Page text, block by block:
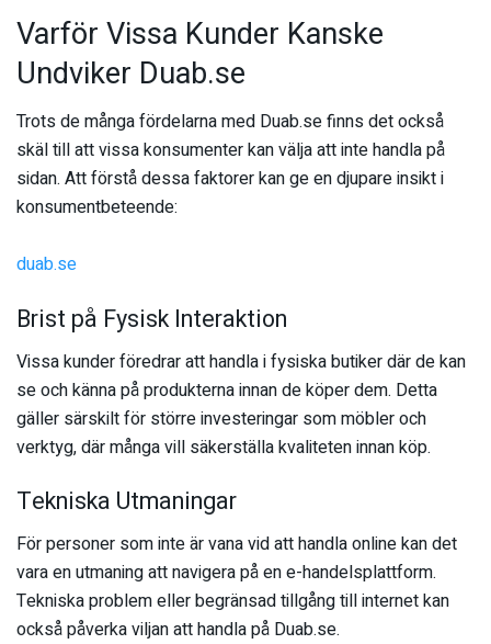
Varför Vissa Kunder Kanske
Undviker Duab.se
Trots de många fördelarna med Duab.se finns det också
skäl till att vissa konsumenter kan välja att inte handla på
sidan. Att förstå dessa faktorer kan ge en djupare insikt i
konsumentbeteende:
duab.se
Brist på Fysisk Interaktion
Vissa kunder föredrar att handla i fysiska butiker där de kan
se och känna på produkterna innan de köper dem. Detta
gäller särskilt för större investeringar som möbler och
verktyg, där många vill säkerställa kvaliteten innan köp.
Tekniska Utmaningar
För personer som inte är vana vid att handla online kan det
vara en utmaning att navigera på en e-handelsplattform.
Tekniska problem eller begränsad tillgång till internet kan
också påverka viljan att handla på Duab.se.